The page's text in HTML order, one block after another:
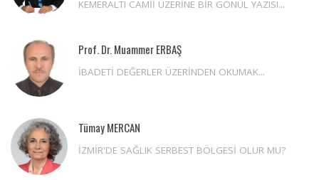
KEMERALTI CAMİİ ÜZERİNE BİR GÖNÜL YAZISI...
Prof. Dr. Muammer ERBAŞ
İBADETİ DEĞERLER ÜZERİNDEN OKUMAK...
Tümay MERCAN
İZMİR'DE SAĞLIK SERBEST BÖLGESİ OLUR MU?